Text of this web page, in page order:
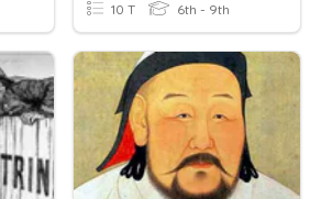
10 T 6th - 9th